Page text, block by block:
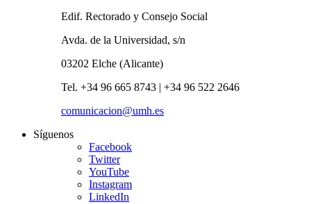
Edif. Rectorado y Consejo Social
Avda. de la Universidad, s/n
03202 Elche (Alicante)
Tel. +34 96 665 8743 | +34 96 522 2646
comunicacion@umh.es
Síguenos
Facebook
Twitter
YouTube
Instagram
LinkedIn